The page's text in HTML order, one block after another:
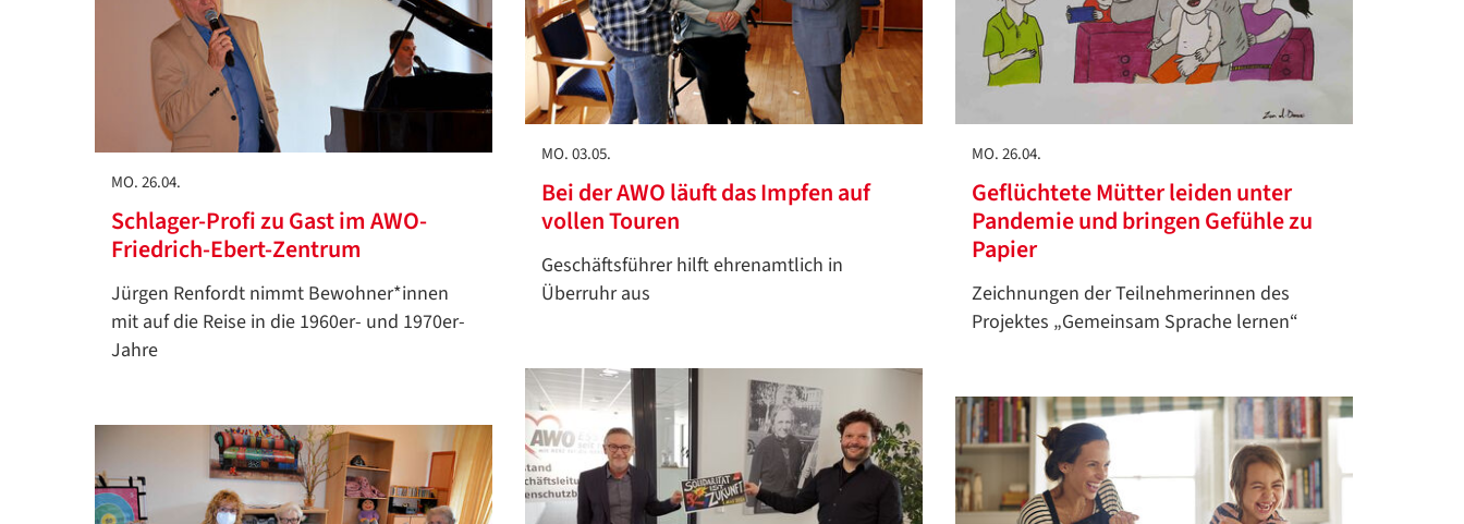
MO. 03.05.
Bei der AWO läuft das Impfen auf
vollen Touren
Geschäftsführer hilft ehrenamtlich in
Überruhr aus
MO. 26.04.
Geflüchtete Mütter leiden unter
Pandemie und bringen Gefühle zu
Papier
Zeichnungen der Teilnehmerinnen des
Projektes „Gemeinsam Sprache lernen“
MO. 26.04.
Schlager-Profi zu Gast im AWO-
Friedrich-Ebert-Zentrum
Jürgen Renfordt nimmt Bewohner*innen
mit auf die Reise in die 1960er- und 1970er-
Jahre